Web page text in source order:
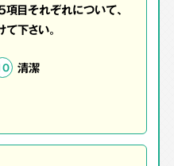
5項目それぞれについて、
下さい。
清潔